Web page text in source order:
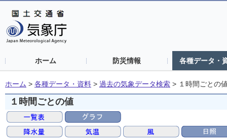
ホーム 防災情報 各種データ・
ホーム > 各種データ・資料 > 過去の気象データ検索 > １時間ごとの
１時間ごとの値